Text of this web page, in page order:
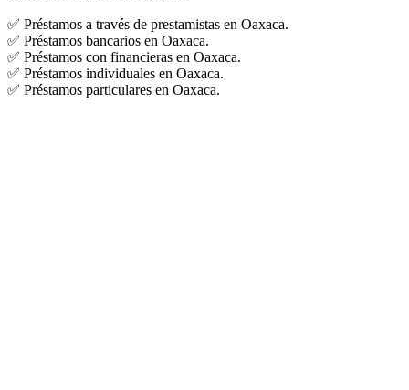
✅ Préstamos a través de prestamistas en Oaxaca.
✅ Préstamos bancarios en Oaxaca.
✅ Préstamos con financieras en Oaxaca.
✅ Préstamos individuales en Oaxaca.
✅ Préstamos particulares en Oaxaca.